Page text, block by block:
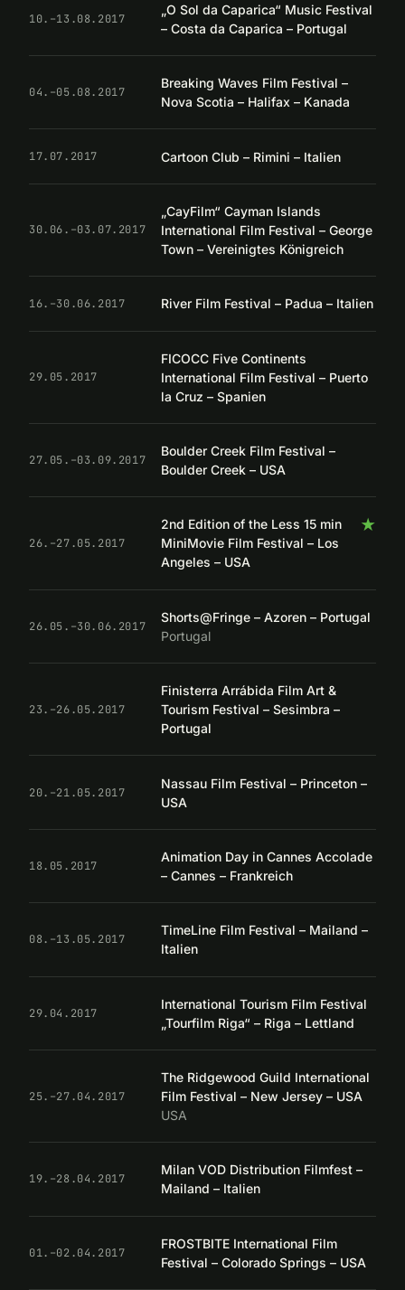
10.–13.08.2017
„O Sol da Caparica“ Music Festival
– Costa da Caparica – Portugal
04.–05.08.2017
Breaking Waves Film Festival –
Nova Scotia – Halifax – Kanada
17.07.2017 Cartoon Club – Rimini – Italien
30.06.–03.07.2017
„CayFilm“ Cayman Islands
International Film Festival – George
Town – Vereinigtes Königreich
16.–30.06.2017 River Film Festival – Padua – Italien
29.05.2017
FICOCC Five Continents
International Film Festival – Puerto
la Cruz – Spanien
27.05.–03.09.2017
Boulder Creek Film Festival –
Boulder Creek – USA
26.–27.05.2017
★
2nd Edition of the Less 15 min
MiniMovie Film Festival – Los
Angeles – USA
26.05.–30.06.2017
Shorts@Fringe – Azoren – Portugal
Portugal
23.–26.05.2017
Finisterra Arrábida Film Art &
Tourism Festival – Sesimbra –
Portugal
20.–21.05.2017
Nassau Film Festival – Princeton –
USA
18.05.2017
Animation Day in Cannes Accolade
– Cannes – Frankreich
08.–13.05.2017
TimeLine Film Festival – Mailand –
Italien
29.04.2017
International Tourism Film Festival
„Tourfilm Riga“ – Riga – Lettland
25.–27.04.2017
The Ridgewood Guild International
Film Festival – New Jersey – USA
USA
19.–28.04.2017
Milan VOD Distribution Filmfest –
Mailand – Italien
01.–02.04.2017
FROSTBITE International Film
Festival – Colorado Springs – USA